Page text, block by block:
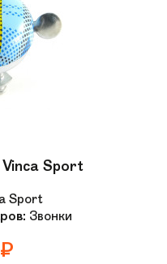
Sport
Sport
Звонки
₽